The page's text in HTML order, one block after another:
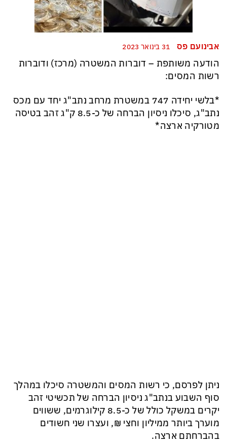
אבינועם פס
הודעה משותפת – דוברות המשטרה (מרכז) ודוברות
רשות המסים:
*בלשי יחידה 747 במשטרת מרחב נתב"ג יחד עם מכס
נתב"ג, סיכלו ניסיון הברחה של כ-8.5 ק"ג זהב בטיסה
מטורקיה ארצה*
ניתן לפרסם, כי רשות המסים והמשטרה סיכלו במהלך
סוף השבוע בנתב"ג ניסיון הברחה של תכשיטי זהב
יקרים במשקל כולל של כ-8.5 קילוגרמים, ששווים
מוערך ביותר ממיליון וחצי ₪, ועצרו שני חשודים
בהברחתם ארצה.